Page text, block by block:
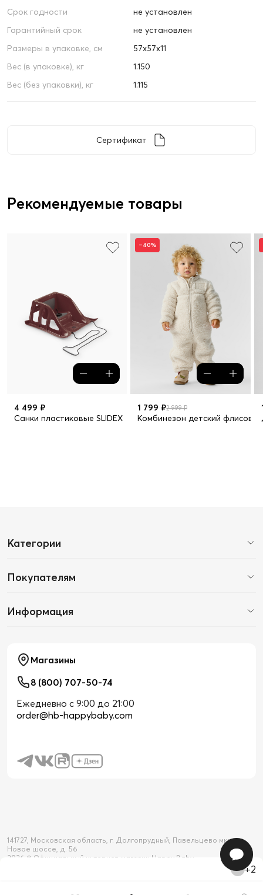
+2
Срок годности
не установлен
Гарантийный срок
не установлен
Размеры в упаковке, см
57х57х11
Вес (в упаковке), кг
1.150
Вес (без упаковки), кг
1.115
Сертификат
Рекомендуемые товары
4 499 ₽
Санки пластиковые SLIDEX
–40%
1 799 ₽2 999 ₽
Комбинезон детский
Категории
Покупателям
Информация
Магазины
8 (800) 707-50-74
Ежедневно с 9:00 до 21:00
order@hb-happybaby.com
141727, Московская область, г. Долгопрудный, Павельцево мкр-н,
Новое шоссе, д. 56
2026 © Официальный интернет-магазин Happy Baby